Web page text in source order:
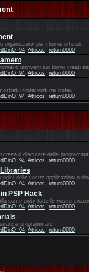
organizzarvi per i tornei ufficiali.
, Atticos, return0000
o iscriverti sui tornei creati
, Atticos, return0000
i trofei vinti nei trofei.
, Atticos, return0000
o discutere della
, Atticos, return0000
delle vostre applicazioni o
, Atticos, return0000
PSP Hack
community tutte le vostre
, Atticos, return0000
a programmare
, Atticos, return0000